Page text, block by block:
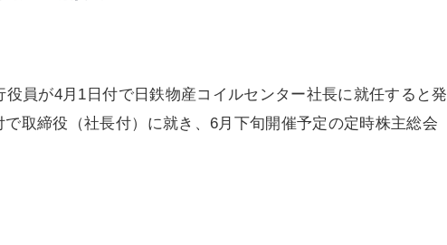
員が4月1日付で日鉄物産コイルセンター社長に就任すると発
取締役（社長付）に就き、6月下旬開催予定の定時株主総会